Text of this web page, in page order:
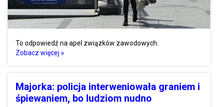
To odpowiedź na apel związków zawodowych.
Zobacz więcej »
Majorka: policja interweniowała graniem i
śpiewaniem, bo ludziom nudno